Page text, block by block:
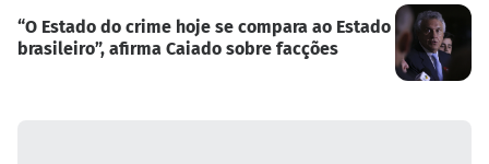
“O Estado do crime hoje se compara ao Estado
brasileiro”, afirma Caiado sobre facções